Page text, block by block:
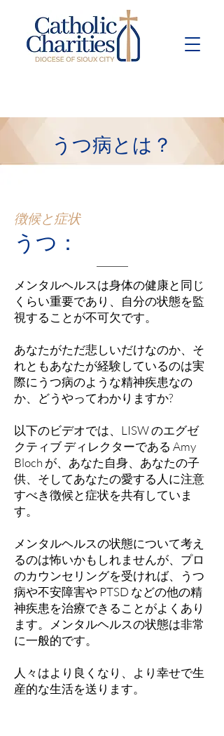
うつ病とは？
徴候と症状
うつ：
メンタルヘルスは身体の健康と同じ
くらい重要であり、自分の状態を監
視することが不可欠です。
あなたがただ悲しいだけなのか、そ
れともあなたが経験しているのは実
際にうつ病のような精神疾患なの
か、どうやってわかりますか?
以下のビデオでは、LISW のエグゼ
クティブ ディレクターである Amy
Bloch が、あなた自身、あなたの子
供、そしてあなたの愛する人に注意
すべき徴候と症状を共有していま
す。
メンタルヘルスの状態について考え
るのは怖いかもしれませんが、プロ
のカウンセリングを受ければ、うつ
病や不安障害や PTSD などの他の精
神疾患を治療できることがよくあり
ます。メンタルヘルスの状態は非常
に一般的です。
人々はより良くなり、より幸せで生
産的な生活を送ります。